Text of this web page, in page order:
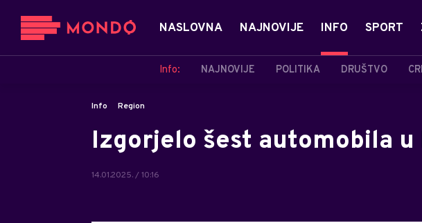
NASLOVNA NAJNOVIJE INFO
Info: NAJNOVIJE POLITIKA DRUŠTVO
SPORT
Info Region
Izgorjelo šest automobila u
14.01.2025. / 10:16